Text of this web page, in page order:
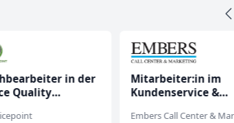
in der
Quality
Mitarbeiter:in im
Kundenservice &